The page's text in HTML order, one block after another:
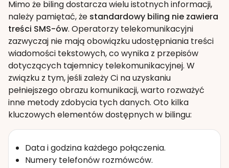
Mimo że biling dostarcza wielu istotnych informacji,
należy pamiętać, że standardowy biling nie zawiera
treści SMS-ów. Operatorzy telekomunikacyjni
zazwyczaj nie mają obowiązku udostępniania treści
wiadomości tekstowych, co wynika z przepisów
dotyczących tajemnicy telekomunikacyjnej. W
związku z tym, jeśli zależy Ci na uzyskaniu
pełniejszego obrazu komunikacji, warto rozważyć
inne metody zdobycia tych danych. Oto kilka
kluczowych elementów dostępnych w bilingu:
Data i godzina każdego połączenia.
Numery telefonów rozmówców.